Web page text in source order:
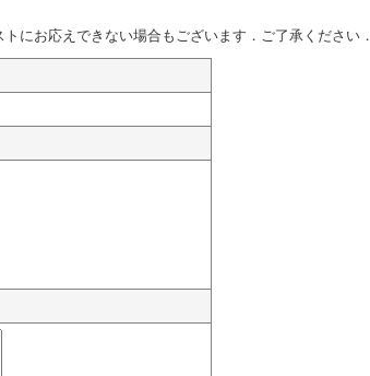
にお応えできない場合もございます．ご了承ください．